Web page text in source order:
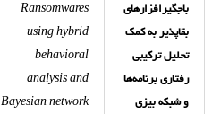
باجگیرافزارهای
بقاپذیر به کمک
تحلیل ترکیبی
رفتاری برنامه‌ها
و شبکه بیزی
Ransomwares
using hybrid
behavioral
analysis and
Bayesian network